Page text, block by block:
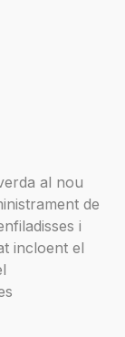
al nou
de
i
incloent el